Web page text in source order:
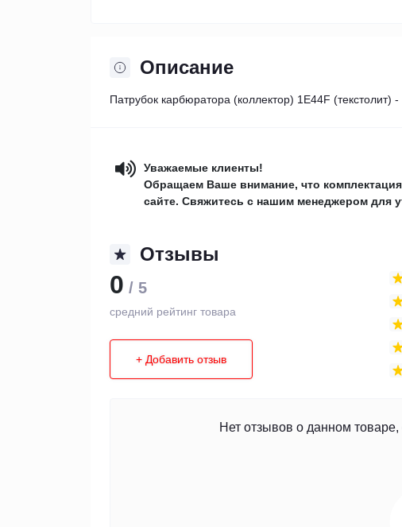
Описание
Патрубок карбюратора (коллектор) 1E44F (текстолит)
Уважаемые клиенты!
Обращаем Ваше внимание, что
сайте. Свяжитесь с нашим менеджером для
Отзывы
0 / 5
средний рейтинг товара
+ Добавить отзыв
Нет отзывов о данном